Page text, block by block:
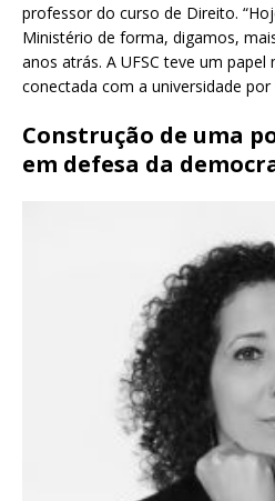
professor do curso de Direito.
Ministério de forma, digamos,
anos atrás. A UFSC teve um
conectada com a universidade
Construção de uma
em defesa da